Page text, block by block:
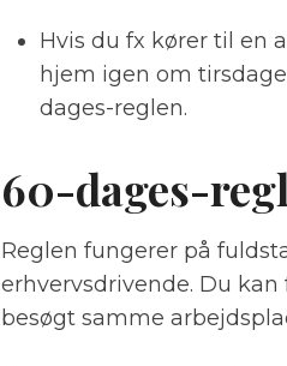
Hvis du fx kører til en
hjem igen om
dages-reglen.
60-dages-
Reglen fungerer på
erhvervsdrivende. Du
besøgt samme